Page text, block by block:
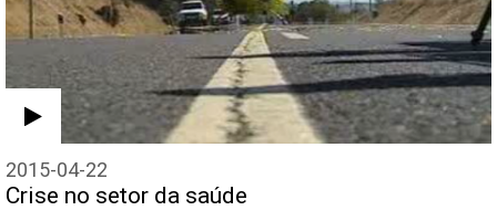
2015-04-22
Crise no setor da saúde